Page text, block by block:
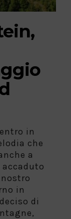
in
che
a
in
di